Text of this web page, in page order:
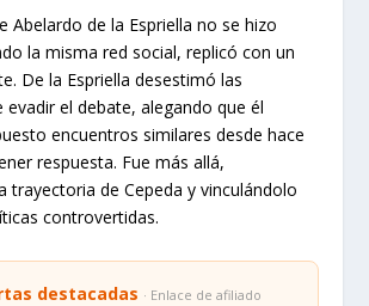
Abelardo de la Espriella no se hizo
la misma red social, replicó con un
De la Espriella desestimó las
evadir el debate, alegando que él
encuentros similares desde hace
respuesta. Fue más allá,
trayectoria de Cepeda y vinculándolo
controvertidas.
destacadas · Enlace de afiliado